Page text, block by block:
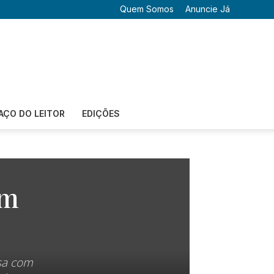
Quem Somos Anuncie Já
DO LEITOR EDIÇÕES
com